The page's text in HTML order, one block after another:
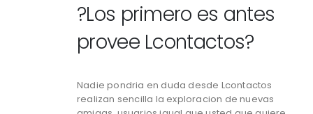
?Los primero es antes
provee Lcontactos?
Nadie pondri­a en duda desde Lcontactos
realizan sencilla la exploracion de nuevas